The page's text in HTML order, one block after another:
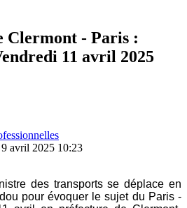
- Paris :
11 avril 2025
avril 2025 10:23
des transports se déplace en
pour évoquer le sujet du Paris -